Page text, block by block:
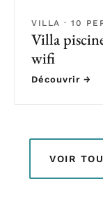
VILLA · 10
Villa
wifi
Découvrir →
VOIR